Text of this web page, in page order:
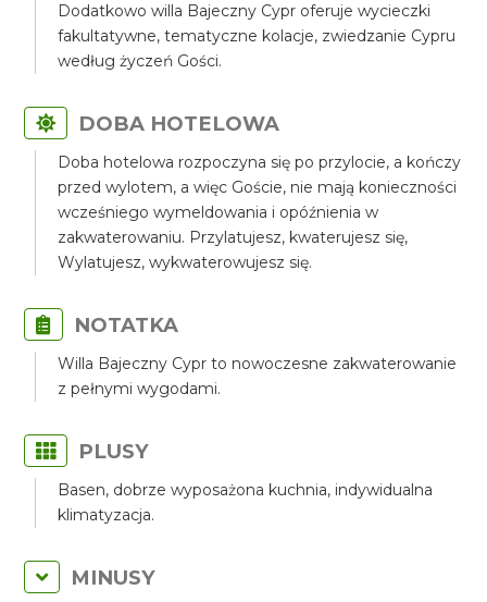
Dodatkowo willa Bajeczny Cypr oferuje wycieczki
fakultatywne, tematyczne kolacje, zwiedzanie Cypru
według życzeń Gości.
DOBA HOTELOWA
Doba hotelowa rozpoczyna się po przylocie, a kończy
przed wylotem, a więc Goście, nie mają konieczności
wcześniego wymeldowania i opóźnienia w
zakwaterowaniu. Przylatujesz, kwaterujesz się,
Wylatujesz, wykwaterowujesz się.
NOTATKA
Willa Bajeczny Cypr to nowoczesne zakwaterowanie
z pełnymi wygodami.
PLUSY
Basen, dobrze wyposażona kuchnia, indywidualna
klimatyzacja.
MINUSY